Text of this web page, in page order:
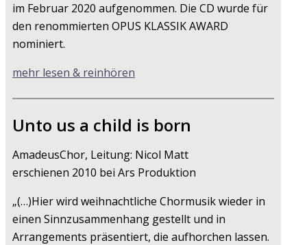
im Februar 2020 aufgenommen. Die CD wurde für
den renommierten OPUS KLASSIK AWARD
nominiert.
mehr lesen & reinhören
Unto us a child is born
AmadeusChor, Leitung: Nicol Matt
erschienen 2010 bei Ars Produktion
„(…)Hier wird weihnachtliche Chormusik wieder in
einen Sinnzusammenhang gestellt und in
Arrangements präsentiert, die aufhorchen lassen.